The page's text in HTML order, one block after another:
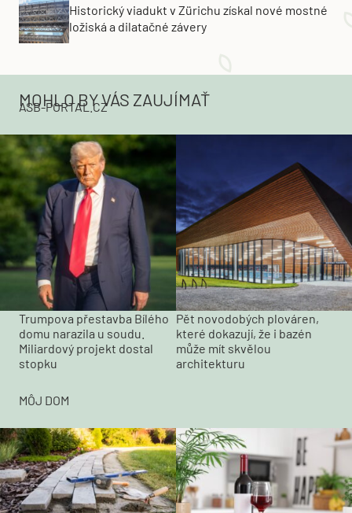
Historický viadukt v Zürichu získal nové mostné
ložiská a dilatačné závery
MOHLO BY VÁS ZAUJÍMAŤ
ASB-PORTAL.CZ
Trumpova přestavba Bílého
domu narazila u soudu.
Miliardový projekt dostal
stopku
Pět novodobých plováren,
které dokazují, že i bazén
může mít skvělou
architekturu
MÔJ DOM